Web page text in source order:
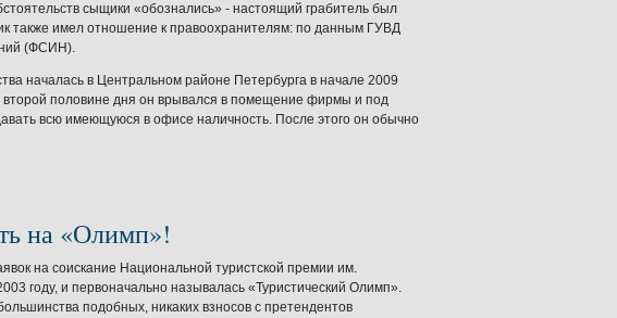
сыщики «обознались» - настоящий грабитель был
также имел отношение к правоохранителям: по данным ГУВД
(ФСИН).
началась в Центральном районе Петербурга в начале 2009
второй половине дня он врывался в помещение фирмы и под
всю имеющуюся в офисе наличность. После этого он обычно
на «Олимп»!
на соискание Национальной туристской премии им.
году, и первоначально называлась «Туристический Олимп».
подобных, никаких взносов с претендентов